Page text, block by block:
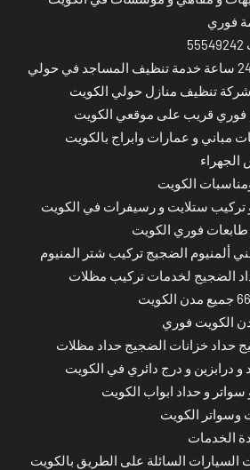
فوري
تنظيف منازل حولي الكويت
فوري قريب على موقعي الكويت
مباني و عمارات وابراج بالكويت
الكويت
طابعات فوري الكويت
ألمنيوم الضجيج تركيب شتر المنيوم
الضجيج لخدمات تركيب مظلات
الكويت فوري
حداد خزانات الضجيج حداد مظلات
و درابزين و درج دائري في الكويت
و حداد ابواب الكويت
وسواتر الكويت
الخدمات
السيارات السائلة على الطريق بالكويت